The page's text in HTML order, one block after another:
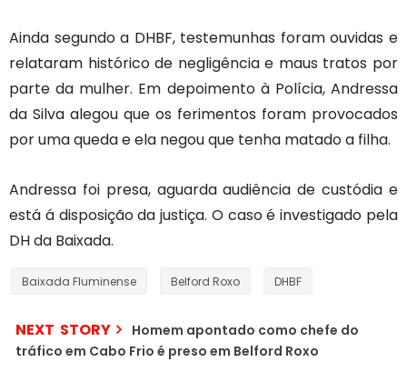
Ainda segundo a DHBF, testemunhas foram ouvidas e
relataram histórico de negligência e maus tratos por
parte da mulher. Em depoimento à Polícia, Andressa
da Silva alegou que os ferimentos foram provocados
por uma queda e ela negou que tenha matado a filha.
Andressa foi presa, aguarda audiência de custódia e
está á disposição da justiça. O caso é investigado pela
DH da Baixada.
Baixada Fluminense Belford Roxo DHBF
NEXT STORY
Homem apontado como chefe do
tráfico em Cabo Frio é preso em Belford Roxo